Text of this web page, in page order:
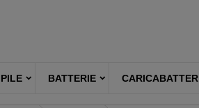
PILE BATTERIE